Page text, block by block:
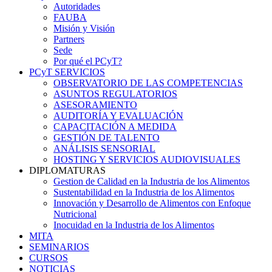
Autoridades
FAUBA
Misión y Visión
Partners
Sede
Por qué el PCyT?
PCyT SERVICIOS
OBSERVATORIO DE LAS COMPETENCIAS
ASUNTOS REGULATORIOS
ASESORAMIENTO
AUDITORÍA Y EVALUACIÓN
CAPACITACIÓN A MEDIDA
GESTIÓN DE TALENTO
ANÁLISIS SENSORIAL
HOSTING Y SERVICIOS AUDIOVISUALES
DIPLOMATURAS
Gestion de Calidad en la Industria de los Alimentos
Sustentabilidad en la Industria de los Alimentos
Innovación y Desarrollo de Alimentos con Enfoque
Nutricional
Inocuidad en la Industria de los Alimentos
MITA
SEMINARIOS
CURSOS
NOTICIAS